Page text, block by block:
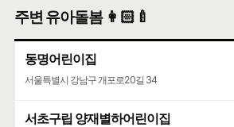
주변 유아돌봄 👩🏻‍🍼
동명어린이집
서울특별시 강남구 개포로20길 34
서초구립 양재별하어린이집